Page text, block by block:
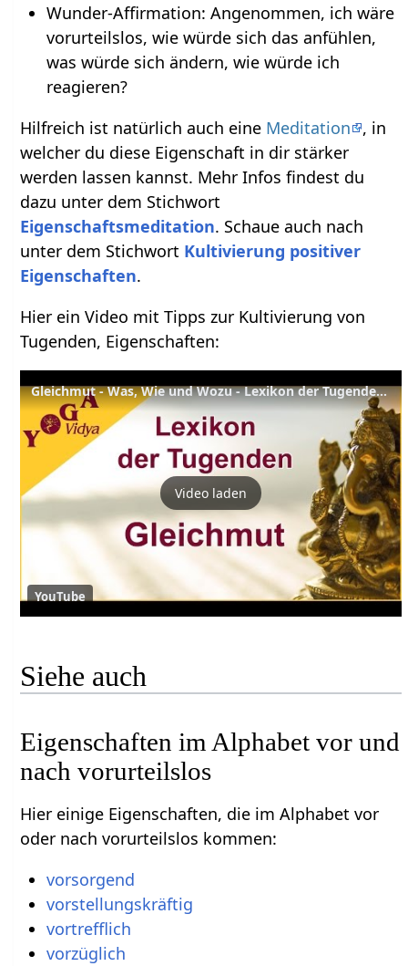
Wunder-Affirmation: Angenommen, ich wäre
vorurteilslos, wie würde sich das anfühlen,
was würde sich ändern, wie würde ich
reagieren?
Hilfreich ist natürlich auch eine Meditation
, in
welcher du diese Eigenschaft in dir stärker
werden lassen kannst. Mehr Infos findest du
dazu unter dem Stichwort
Eigenschaftsmeditation. Schaue auch nach
unter dem Stichwort Kultivierung positiver
Eigenschaften.
Hier ein Video mit Tipps zur Kultivierung von
Tugenden, Eigenschaften:
Gleichmut - Was, Wie und Wozu - Lexikon der Tugenden Yoga Vidya
Video laden
YouTube
Siehe auch
Eigenschaften im Alphabet vor und
nach vorurteilslos
Hier einige Eigenschaften, die im Alphabet vor
oder nach vorurteilslos kommen:
vorsorgend
vorstellungskräftig
vortrefflich
vorzüglich